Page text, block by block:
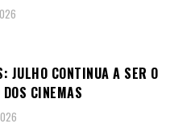
JULHO CONTINUA A SER O
CINEMAS